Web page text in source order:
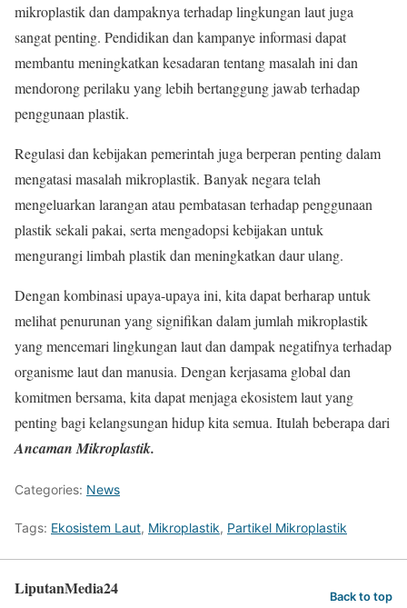
mikroplastik dan dampaknya terhadap lingkungan laut juga
sangat penting. Pendidikan dan kampanye informasi dapat
membantu meningkatkan kesadaran tentang masalah ini dan
mendorong perilaku yang lebih bertanggung jawab terhadap
penggunaan plastik.
Regulasi dan kebijakan pemerintah juga berperan penting dalam
mengatasi masalah mikroplastik. Banyak negara telah
mengeluarkan larangan atau pembatasan terhadap penggunaan
plastik sekali pakai, serta mengadopsi kebijakan untuk
mengurangi limbah plastik dan meningkatkan daur ulang.
Dengan kombinasi upaya-upaya ini, kita dapat berharap untuk
melihat penurunan yang signifikan dalam jumlah mikroplastik
yang mencemari lingkungan laut dan dampak negatifnya terhadap
organisme laut dan manusia. Dengan kerjasama global dan
komitmen bersama, kita dapat menjaga ekosistem laut yang
penting bagi kelangsungan hidup kita semua. Itulah beberapa dari
Ancaman Mikroplastik.
Categories: News
Tags: Ekosistem Laut, Mikroplastik, Partikel Mikroplastik
LiputanMedia24 Back to top